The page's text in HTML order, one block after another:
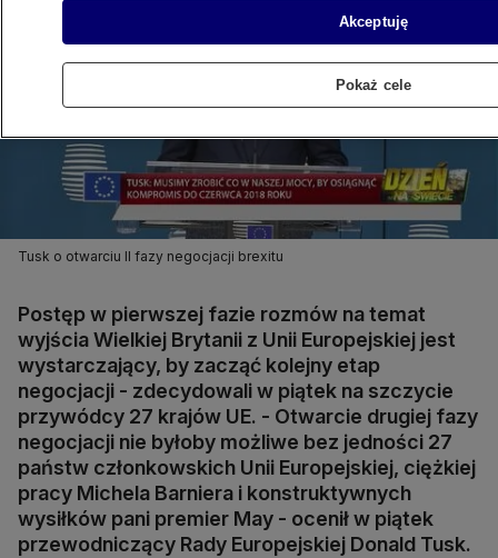
Tusk o otwarciu II fazy negocjacji brexitu
Postęp w pierwszej fazie rozmów na temat
wyjścia Wielkiej Brytanii z Unii Europejskiej jest
wystarczający, by zacząć kolejny etap
negocjacji - zdecydowali w piątek na szczycie
przywódcy 27 krajów UE. - Otwarcie drugiej fazy
negocjacji nie byłoby możliwe bez jedności 27
państw członkowskich Unii Europejskiej, ciężkiej
pracy Michela Barniera i konstruktywnych
wysiłków pani premier May - ocenił w piątek
przewodniczący Rady Europejskiej Donald Tusk.
Akceptuję
Pokaż cele